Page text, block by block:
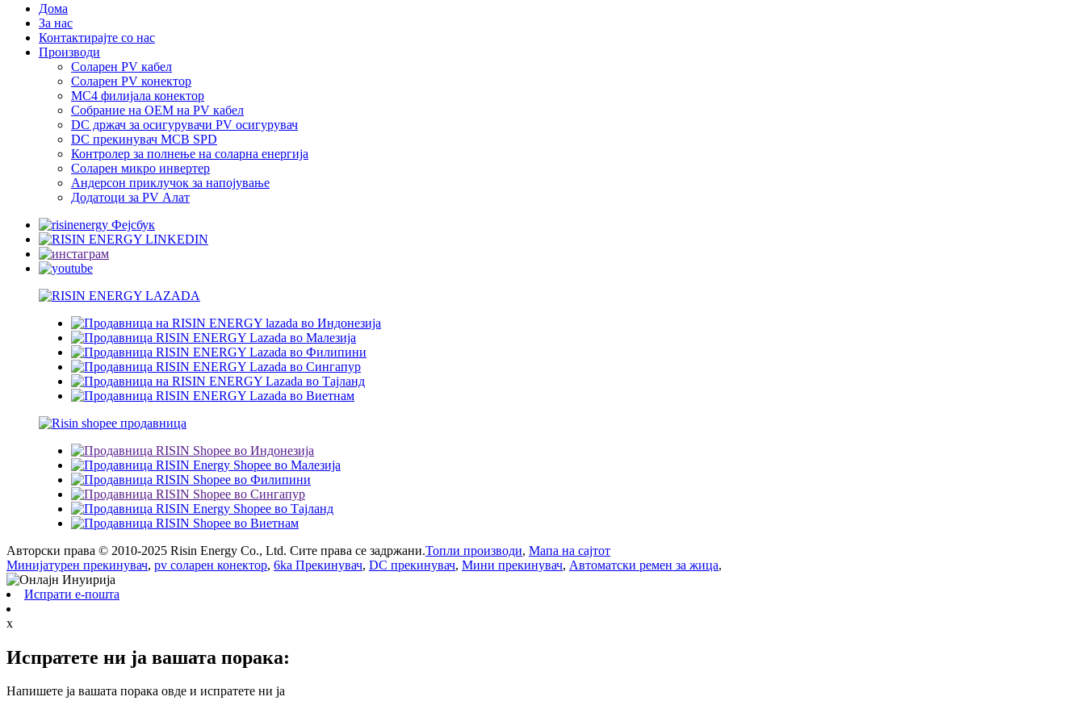
Дома
За нас
Контактирајте со нас
Производи
Соларен PV кабел
Соларен PV конектор
MC4 филијала конектор
Собрание на ОЕМ на PV кабел
DC држач за осигурувачи PV осигурувач
DC прекинувач MCB SPD
Контролер за полнење на соларна енергија
Соларен микро инвертер
Андерсон приклучок за напојување
Додатоци за PV Алат
Авторски права © 2010-2025 Risin Energy Co., Ltd. Сите права се задржани.Топли производи, Мапа на сајтот
Минијатурен прекинувач, pv соларен конектор, 6ka Прекинувач, DC прекинувач, Мини прекинувач, Автоматски ремен за жица,
Испрати е-пошта
x
Испратете ни ја вашата порака:
Напишете ја вашата порака овде и испратете ни ја